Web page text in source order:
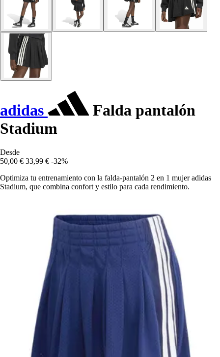
adidas
Falda pantalón
Stadium
Desde
50,00 € 33,99 € -32%
Optimiza tu entrenamiento con la falda-pantalón 2 en 1 mujer adidas
Stadium, que combina confort y estilo para cada rendimiento.